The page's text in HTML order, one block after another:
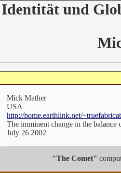
Identität und
Mick Mather
USA
http://home.earthlink.net/
The imminent change in the balance
July 26 2002
"The Comet"